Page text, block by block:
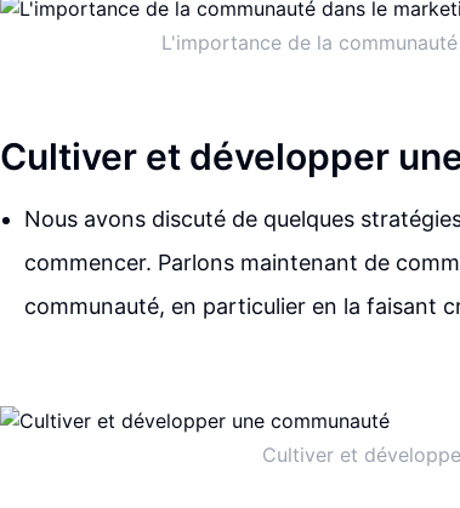
L'importance de la
Cultiver et développer
Nous avons discuté de quelques
commencer. Parlons maintenant de
communauté, en particulier en la faisant
Cultiver et